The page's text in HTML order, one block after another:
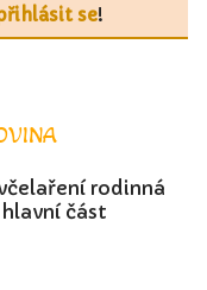
se!
rodinná
část